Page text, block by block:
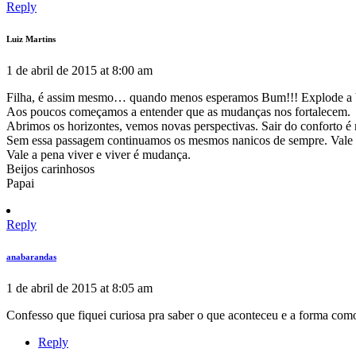
Reply
Luiz Martins
1 de abril de 2015 at 8:00 am
Filha, é assim mesmo… quando menos esperamos Bum!!! Explode a
Aos poucos começamos a entender que as mudanças nos fortalecem.
Abrimos os horizontes, vemos novas perspectivas. Sair do conforto
Sem essa passagem continuamos os mesmos nanicos de sempre.
Vale a pena viver e viver é mudança.
Beijos carinhosos
Papai
Reply
anabarandas
1 de abril de 2015 at 8:05 am
Confesso que fiquei curiosa pra saber o que aconteceu e a forma
Reply